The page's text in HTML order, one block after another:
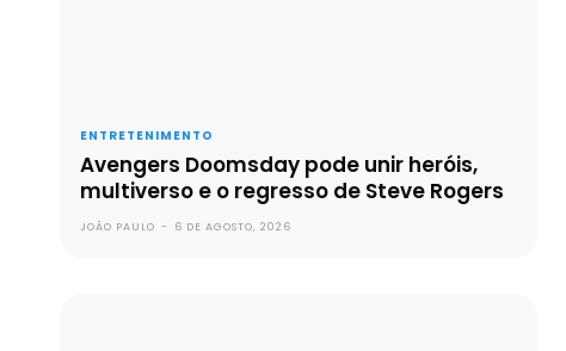
ENTRETENIMENTO
Avengers Doomsday pode unir heróis,
multiverso e o regresso de Steve Rogers
JOÃO PAULO - 6 DE AGOSTO, 2026